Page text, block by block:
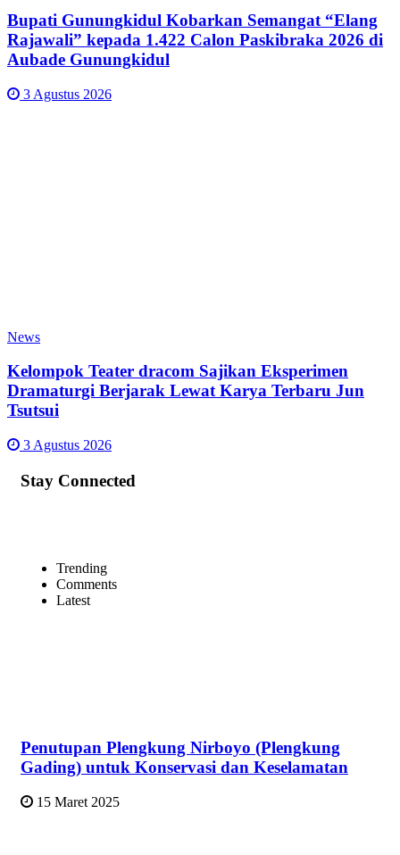
Bupati Gunungkidul Kobarkan Semangat “Elang
Rajawali” kepada 1.422 Calon Paskibraka 2026 di
Aubade Gunungkidul
3 Agustus 2026
News
Kelompok Teater dracom Sajikan Eksperimen
Dramaturgi Berjarak Lewat Karya Terbaru Jun
Tsutsui
3 Agustus 2026
Stay Connected
Trending
Comments
Latest
Penutupan Plengkung Nirboyo (Plengkung
Gading) untuk Konservasi dan Keselamatan
15 Maret 2025